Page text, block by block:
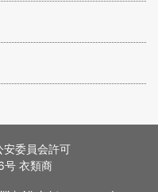
安委員会許可
衣類商